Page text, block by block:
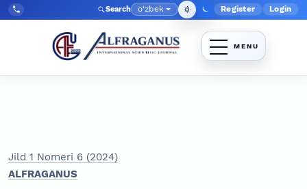
Skip to main navigation menu
Skip to main content
Skip to site footer
Tel:
+998903350930 Search Language
o‘zbek Admin
Register Login
Jild 1 Nomeri 6 (2024)
ALFRAGANUS